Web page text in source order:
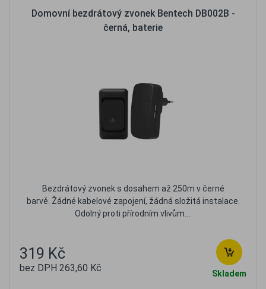
Domovní bezdrátový zvonek Bentech DB002B -
černá, baterie
Bezdrátový zvonek s dosahem až 250m v černé
barvě. Žádné kabelové zapojení, žádná složitá instalace.
Odolný proti přírodním vlivům....
319 Kč
bez DPH 263,60 Kč Skladem